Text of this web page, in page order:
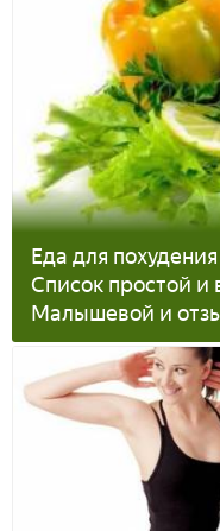
Еда для
Список простой и
Малышевой и